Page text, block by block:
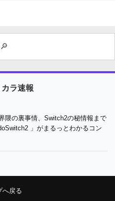
ラ速報
隈の裏事情、Switch2の秘情報まで
」がまるっとわかるコン
へ戻る